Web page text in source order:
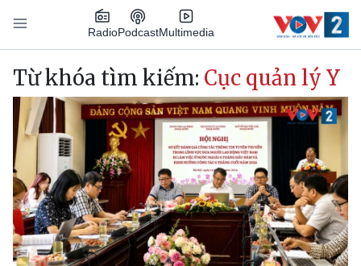
Nhảy đến nội dung
RadioPodcastMultimedia
Main navigation
Từ khóa tìm kiếm: Cục quản lý Y